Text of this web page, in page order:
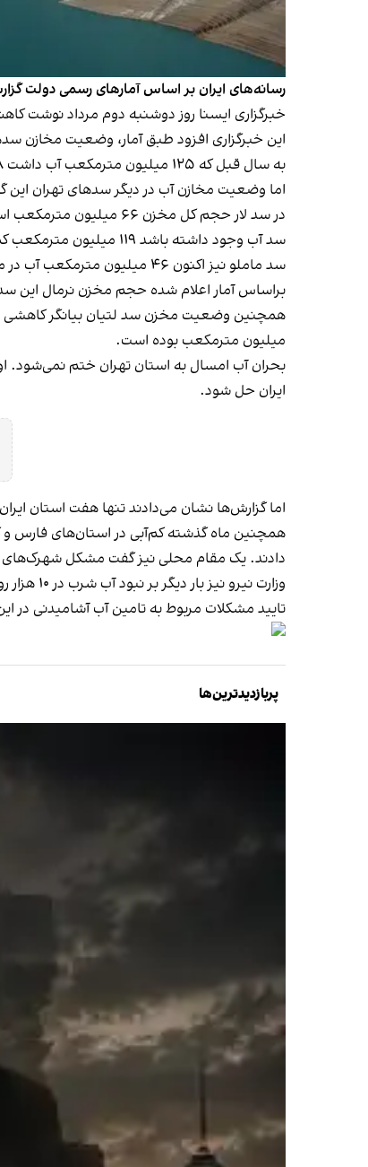
رسانه‌های ایران بر اساس آمارهای رسمی دولت گزارش دادند که
خبرگزاری ایسنا روز دوشنبه دوم مرداد نوشت
به سال قبل که ۱۲۵ میلیون مترمکعب آب داشت ۲۸ درصد رشد داشته است.
اما وضعیت مخازن آب در دیگر سدهای تهران این
سد آب وجود داشته باشد ۱۱۹ میلیون مترمکعب کمتر است.
سد ماملو نیز اکنون ۴۶ میلیون مترمکعب آب در مخزن دارد که نسبت به سال قبل کاهش ۱۲ میلیون مترمکعبی آب دارد.
براساس آمار اعلام شده حجم مخزن نرمال این سد ۱۵۹ میلیون مترمکعب ثبت شده که نسبت به این عدد نیز ۱۱۳ میلیون مترمکعب کاهش مشاهده
میلیون مترمکعب بوده است.
بحران آب امسال به استان تهران ختم نمی‌شود.
ایران حل شود.
اما گزارش‌ها نشان می‌دادند تنها هفت استان
همچنین ماه گذشته کم‌آبی در استان‌های فارس و
دادند. یک مقام محلی نیز گفت مشکل
وزارت نیرو نیز بار دیگر بر نبود آب شرب در ۱۰ هزار روستا تاکید و اعلام کرد ۶۶۹ روستا در استان کرمان در «تنش شدید آبی» به سر می‌برند.
تایید مشکلات مربوط به تامین آب آشامیدنی در این استان در
پربازدیدترین‌ها